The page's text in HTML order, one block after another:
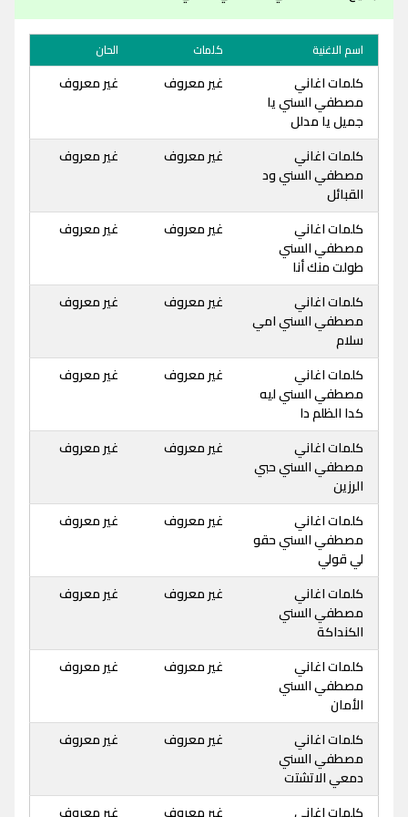
اسم الاغنية كلمات الحان
كلمات اغاني
مصطفي السني يا
جميل يا مدلل
غير معروف غير معروف
كلمات اغاني
مصطفي السني ود
القبائل
غير معروف غير معروف
كلمات اغاني
مصطفي السني
طولت منك أنا
غير معروف غير معروف
كلمات اغاني
مصطفي السني امي
سلام
غير معروف غير معروف
كلمات اغاني
مصطفي السني ليه
كدا الظلم دا
غير معروف غير معروف
كلمات اغاني
مصطفي السني حبي
الرزين
غير معروف غير معروف
كلمات اغاني
مصطفي السني حقو
لي قولي
غير معروف غير معروف
كلمات اغاني
مصطفي السني
الكنداكة
غير معروف غير معروف
كلمات اغاني
مصطفي السني
الأمان
غير معروف غير معروف
كلمات اغاني
مصطفي السني
دمعي الاتشتت
غير معروف غير معروف